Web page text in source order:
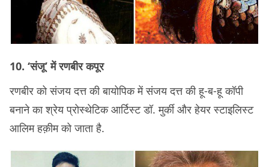
10. ‘संजू’ में रणबीर कपूर
रणबीर को संजय दत्त की बायोपिक में संजय दत्त की हू-ब-हू कॉपी
बनाने का श्रेय प्रोस्थेटिक आर्टिस्ट डॉ. मुर्की और हेयर स्टाइलिस्ट
आलिम हक़ीम को जाता है.